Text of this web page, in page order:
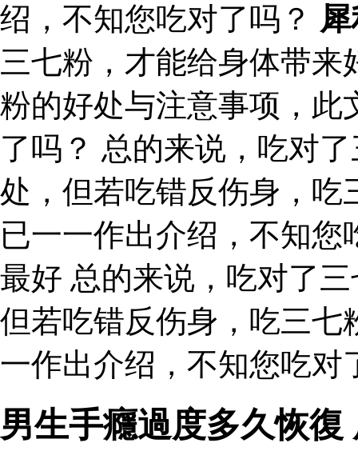
绍，不知您吃对了吗？
三七粉，才能给身体带
粉的好处与注意事项，此
了吗？ 总的来说，吃对
处，但若吃错反伤身，吃
已一一作出介绍，不知
最好 总的来说，吃对了
但若吃错反伤身，吃三七
一作出介绍，不知您吃对
男生手癮過度多久恢